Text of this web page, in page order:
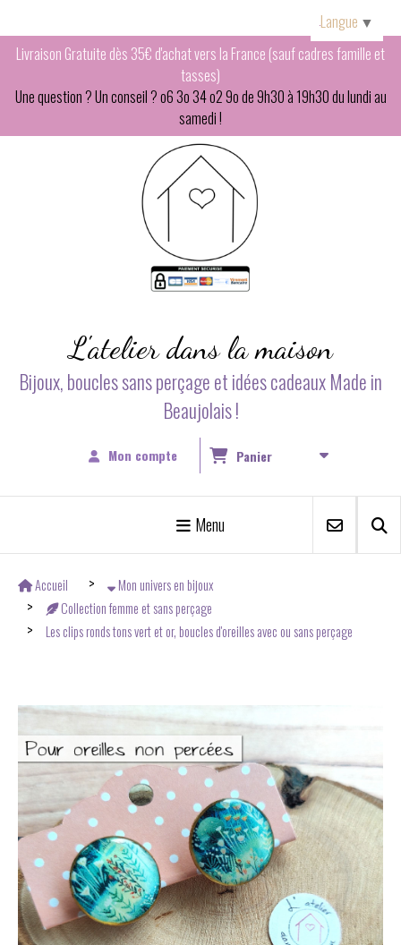
Livraison Gratuite dès 35€ d'achat vers la France (sauf cadres famille et
tasses)
Une question ? Un conseil ? o6 3o 34 o2 9o de 9h30 à 19h30 du lundi au
samedi !
L'atelier dans la maison
Bijoux, boucles sans perçage et idées cadeaux Made in
Beaujolais !
Mon compte Panier
Menu
Accueil
Mon univers en bijoux
Collection femme et sans perçage
Les clips ronds tons vert et or, boucles d'oreilles avec ou sans perçage
Langue ▼